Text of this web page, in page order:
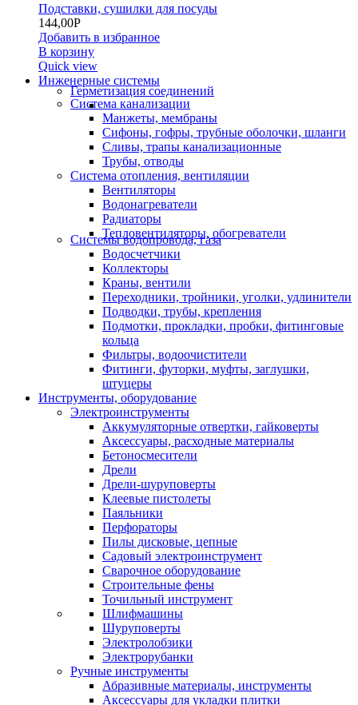
Подставки, сушилки для посуды
144,00Р
Добавить в избранное
В корзину
Quick view
Инженерные системы
Герметизация соединений
Система канализации
Манжеты, мембраны
Сифоны, гофры, трубные оболочки, шланги
Сливы, трапы канализационные
Трубы, отводы
Система отопления, вентиляции
Вентиляторы
Водонагреватели
Радиаторы
Тепловентиляторы, обогреватели
Системы водопровода, газа
Водосчетчики
Коллекторы
Краны, вентили
Переходники, тройники, уголки, удлинители
Подводки, трубы, крепления
Подмотки, прокладки, пробки, фитинговые
кольца
Фильтры, водоочистители
Фитинги, футорки, муфты, заглушки,
штуцеры
Инструменты, оборудование
Электроинструменты
Аккумуляторные отвертки, гайковерты
Аксессуары, расходные материалы
Бетоносмесители
Дрели
Дрели-шуруповерты
Клеевые пистолеты
Паяльники
Перфораторы
Пилы дисковые, цепные
Садовый электроинструмент
Сварочное оборудование
Строительные фены
Точильный инструмент
Шлифмашины
Шуруповерты
Электролобзики
Электрорубанки
Ручные инструменты
Абразивные материалы, инструменты
Аксессуары для укладки плитки